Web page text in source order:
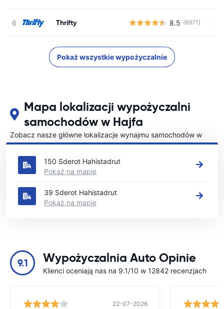
Thrifty 8.5 (6971)
Pokaż wszystkie wypożyczalnie
Mapa lokalizacji wypożyczalni
samochodów w Hajfa
Zobacz nasze główne lokalizacje wynajmu samochodów w
Hajfa
150 Sderot Hahistadrut
Pokaż na mapie
39 Sderot Hahistadrut
Pokaż na mapie
9.1 Wypożyczalnia Auto Opinie
Klienci oceniają nas na 9.1/10 w 12842 recenzjach
22-07-2026